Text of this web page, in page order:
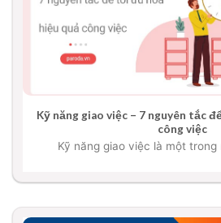
Kỹ năng giao việc – 7 nguyên tắc
công việc
Kỹ năng giao việc là một trong